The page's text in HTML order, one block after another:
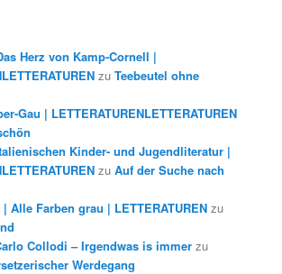
Herz von Kamp-Cornell |
zuTeebeutel ohne
Gau | LETTERATURENLETTERATUREN
Kinder- und Jugendliteratur |
zuAuf der Suche nach
Alle Farben grau | LETTERATUREN zu
Collodi – Irgendwas is immer zu
Werdegang